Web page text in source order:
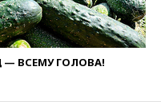
— ВСЕМУ ГОЛОВА!